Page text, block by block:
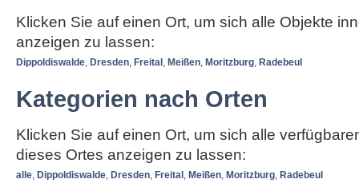
Klicken Sie auf einen Ort, um sich alle Objekte
anzeigen zu lassen:
Dippoldiswalde, Dresden, Freital , Meißen, Moritzburg, Radebeul
Kategorien nach Orten
Klicken Sie auf einen Ort, um sich alle
dieses Ortes anzeigen zu lassen:
alle, Dippoldiswalde, Dresden, Freital , Meißen, Moritzburg, Radebeul